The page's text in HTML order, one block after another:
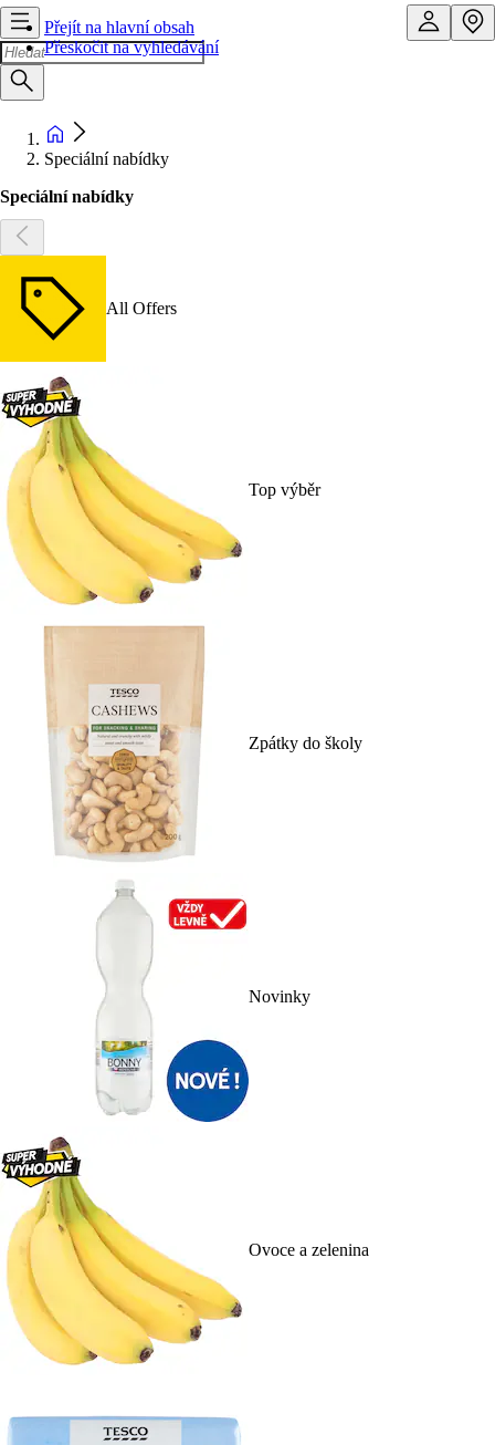
Přejít na hlavní obsah
Přeskočit na vyhledávání
Speciální nabídky
Speciální nabídky
All Offers
Top výběr
Zpátky do školy
Novinky
Ovoce a zelenina